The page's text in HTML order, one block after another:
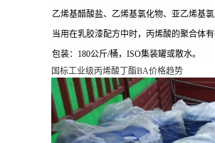
乙烯基醋酸盐、乙烯基氯化物、亚乙烯基
当用在乳胶漆配方中时，丙烯酸的聚合体
包装： 180公斤/桶，ISO集装罐或散水。
国标工业级丙烯酸丁酯BA价格趋势